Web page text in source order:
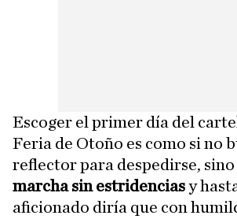
Escoger el primer día del
Feria de Otoño es como si no
reflector para despedirse, sino
marcha sin estridenciasy
aficionado diría que con